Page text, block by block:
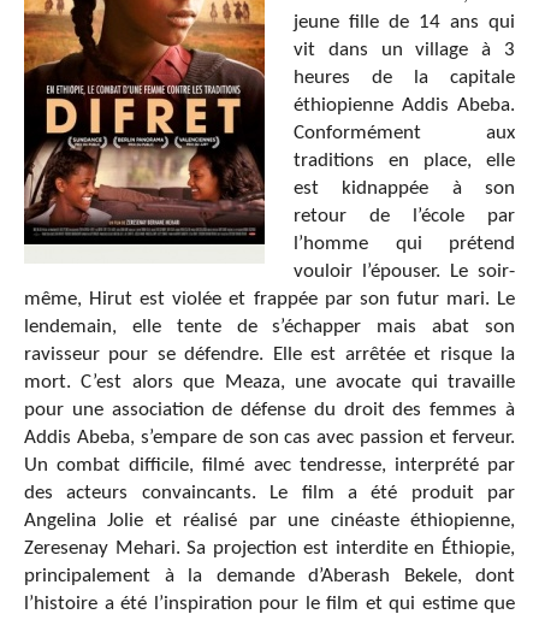
jeune fille de 14 ans qui
vit dans un village à 3
heures de la capitale
éthiopienne Addis Abeba.
Conformément aux
traditions en place, elle
est kidnappée à son
retour de l’école par
l’homme qui prétend
vouloir l’épouser. Le soir-
même, Hirut est violée et frappée par son futur mari. Le
lendemain, elle tente de s’échapper mais abat son
ravisseur pour se défendre. Elle est arrêtée et risque la
mort. C’est alors que Meaza, une avocate qui travaille
pour une association de défense du droit des femmes à
Addis Abeba, s’empare de son cas avec passion et ferveur.
Un combat difficile, filmé avec tendresse, interprété par
des acteurs convaincants. Le film a été produit par
Angelina Jolie et réalisé par une cinéaste éthiopienne,
Zeresenay Mehari. Sa projection est interdite en Éthiopie,
principalement à la demande d’Aberash Bekele, dont
l’histoire a été l’inspiration pour le film et qui estime que